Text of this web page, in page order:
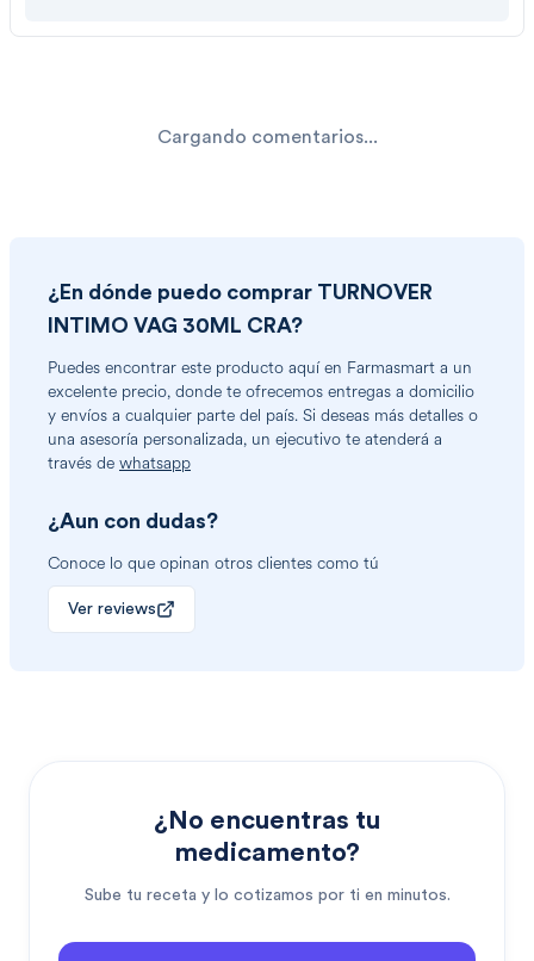
Cargando comentarios...
¿En dónde puedo comprar TURNOVER
INTIMO VAG 30ML CRA?
Puedes encontrar este producto aquí en Farmasmart a un
excelente precio, donde te ofrecemos entregas a domicilio
y envíos a cualquier parte del país. Si deseas más detalles o
una asesoría personalizada, un ejecutivo te atenderá a
través de whatsapp
¿Aun con dudas?
Conoce lo que opinan otros clientes como tú
Ver reviews
¿No encuentras tu
medicamento?
Sube tu receta y lo cotizamos por ti en minutos.